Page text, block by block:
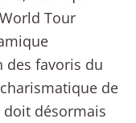
Tour
des favoris du
de
désormais